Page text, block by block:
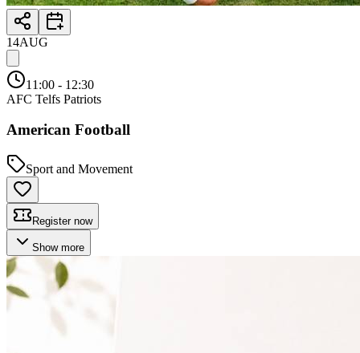
14AUG
11:00 - 12:30
AFC Telfs Patriots
American Football
Sport and Movement
Register now
Show more